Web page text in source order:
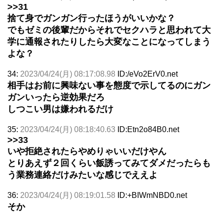
>>31
捨て身でガンガン行ったほうがいいかな？
でもゼミの後輩だからそれでセクハラと思われて大
学に通報されたりしたら大変なことになってしまう
よな？
34: 2023/04/24(月) 08:17:08.98 ID:/eVo2ErV0.net
相手はお前に興味ない事を態度で示してるのにガン
ガンいったら逆効果だろ
しつこい男は嫌われるだけ
35: 2023/04/24(月) 08:18:40.63 ID:Etn2o84B0.net
>>33
いや拒絶されたらやめりゃいいだけやん
とりあえず２回くらい飯誘ってみてダメだったらも
う業務連絡だけみたいな感じでええよ
36: 2023/04/24(月) 08:19:01.58 ID:+BIWmNBD0.net
そか